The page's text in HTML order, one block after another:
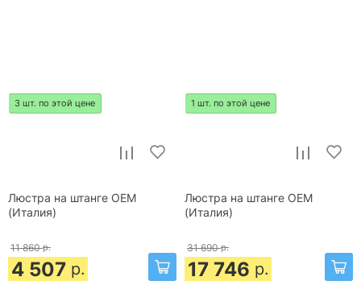
3 шт. по этой цене
Люстра на штанге OEM
(Италия)
11 860 р.
4 507 р.
1 шт. по этой цене
Люстра на штанге OEM
(Италия)
31 690 р.
17 746 р.